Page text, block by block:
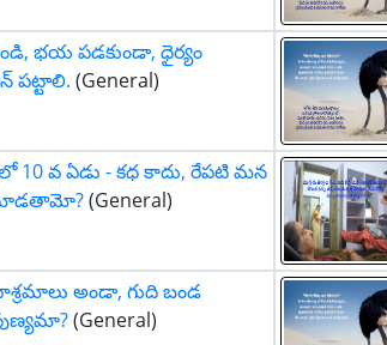
ఉండి, భయ పడకుండా, ధైర్యం
పట్టాలి. (General)
10 వ ఏడు - కధ కాదు, రేపటి మన
మాడతామో?(General)
అండా, గుది బండ
(General)